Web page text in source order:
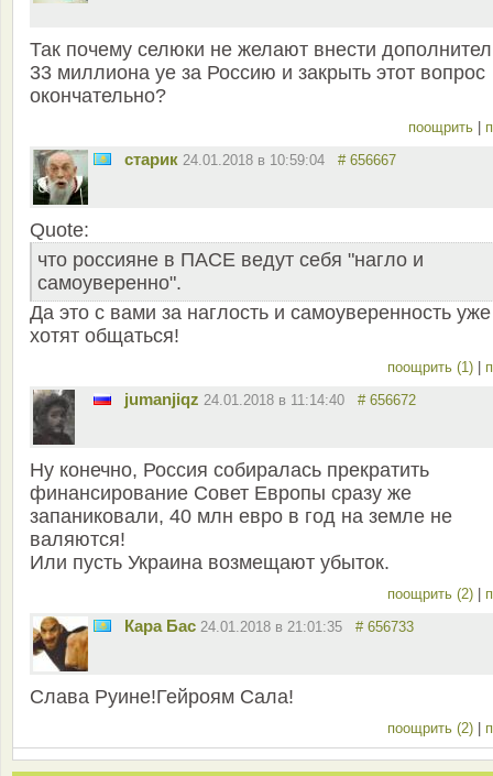
Так почему селюки не желают внести
33 миллиона уе за Россию и закрыть этот вопрос
окончательно?
поощрить
старик 24.01.2018 в 10:59:04 # 656667
Quote:
что россияне в ПАСЕ ведут себя "нагло и
самоуверенно".
Да это с вами за наглость и самоуверенность
хотят общаться!
поощрить (1)
jumanjiqz 24.01.2018 в 11:14:40 # 656672
Ну конечно, Россия собиралась прекратить
финансирование Совет Европы сразу же
запаниковали, 40 млн евро в год на земле не
валяются!
Или пусть Украина возмещают убыток.
поощрить (2)
Кара Бас 24.01.2018 в 21:01:35 # 656733
Слава Руине!Гейроям Сала!
поощрить (2)